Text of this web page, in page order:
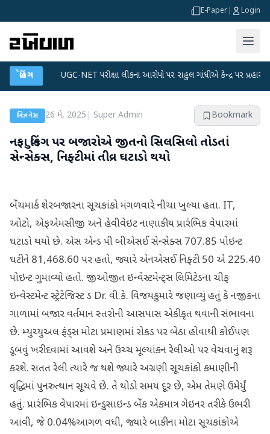
E-Paper Login
બ્રેકિંગ
● UGC-NET પરીક્ષા લીકના આરોપો પર રાહુલ ગાંધીએ કેન્દ્ર પર પ્રહાર કર્યા ●
બિઝનેસ 26 મે, 2025 Super Admin Bookmark
નફા બુકિંગ પર બજારોએ જીતનો સિલસિલો તોડતાં
સેન્સેક્સ, નિફ્ટીમાં તીવ્ર ઘટાડો થયો
બેંચમાર્ક શેરબજારના સૂચકાંકો મંગળવારે નીચા ખુલ્યા હતા. IT,
ઓટો, એફએમસીજી અને હેવીવેઇટ નાણાકીય પ્રારંભિક વેપારમાં
ઘટાડો થયો છે. એસ એન્ડ પી બીએસઈ સેન્સેક્સ 707.85 પોઇન્ટ
ઘટીને 81,468.60 પર હતો, જ્યારે એનએસઈ નિફ્ટી 50 એ 225.40
પોઇન્ટ ગુમાવ્યો હતો. જીઓજીત ઇન્વેસ્ટમેન્ટ્સ લિમિટેડના ચીફ
ઇન્વેસ્ટમેન્ટ સ્ટ્રેટેજિસ્ટ ડ Dr. વી.કે. વિજયકુમારે જણાવ્યું હતું કે નજીકના
ગાળામાં બજાર વર્તમાન સ્તરોની આસપાસ એકીકૃત થવાની સંભાવના
છે. મ્યુચ્યુઅલ ફંડ્સ મોટા પ્રમાણમાં રોકડ પર બેઠા હોવાથી કોઈપણ
ડૂબવું ખરીદવામાં આવશે અને ઉચ્ચ મૂલ્યાંકન રેલીઓ પર વેચવાનું શરૂ
કરશે. સતત રેલી ત્યારે જ થશે જ્યારે અગ્રણી સૂચકાંકો કમાણીની
વૃદ્ધિમાં પુનરુત્થાન સૂચવે છે. તે થોડો સમય દૂર છે, એમ તેમણે ઉમેર્યું
હતું. પ્રારંભિક વેપારમાં ઇન્ડુસાઇન્ડ બેંક એકમાત્ર ગેઇનર તરીકે ઉભરી
આવી, જે 0.04%આગળ વધી, જ્યારે બાકીના મોટા સૂચકાંકોએ